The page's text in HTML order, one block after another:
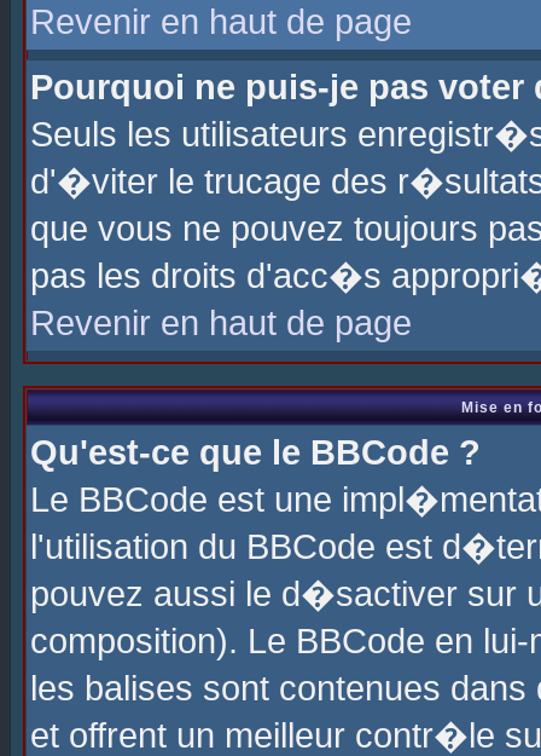
Revenir en haut de page
Pourquoi ne puis-je pas voter
Seuls les utilisateurs
d'�viter le trucage des
que vous ne pouvez toujours
pas les droits d'acc�s
Revenir en haut de page
Mise en
Qu'est-ce que le BBCode ?
Le BBCode est une
l'utilisation du BBCode est
pouvez aussi le d�sactiver sur
composition). Le BBCode en
les balises sont contenues
et offrent un meilleur contr�le